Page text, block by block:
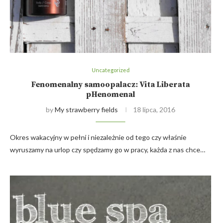
Uncategorized
Fenomenalny samoopalacz: Vita Liberata
pHenomenal
byMy strawberry fields 18 lipca, 2016
Okres wakacyjny w pełni i niezależnie od tego czy właśnie
wyruszamy na urlop czy spędzamy go w pracy, każda z nas chce…